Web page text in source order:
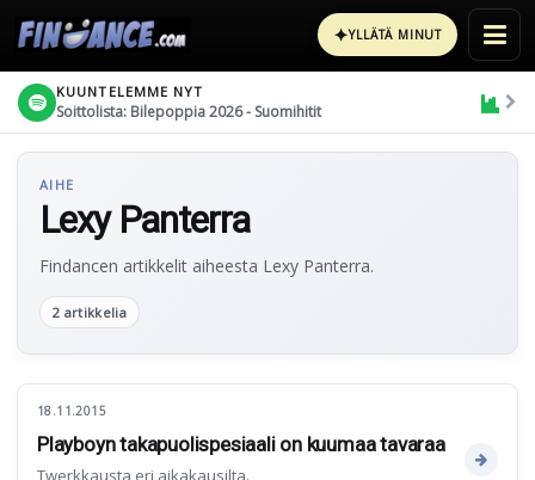
✦YLLÄTÄ MINUT
KUUNTELEMME NYT
Soittolista: Bilepoppia 2026 - Suomihitit
AIHE
Lexy Panterra
Findancen artikkelit aiheesta Lexy Panterra.
2 artikkelia
18.11.2015
Playboyn takapuolispesiaali on kuumaa tavaraa
Twerkkausta eri aikakausilta.